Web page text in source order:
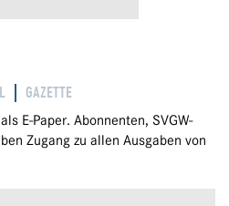
GAZETTE
E-Paper. Abonnenten, SVGW-
Zugang zu allen Ausgaben von